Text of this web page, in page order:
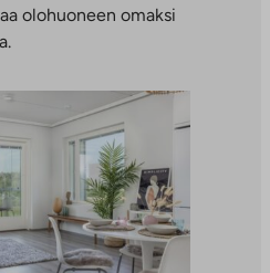
olohuoneen omaksi